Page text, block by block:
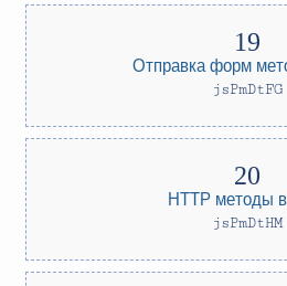
Отправка форм
jsPmDtFG
HTTP методы
jsPmDtHM